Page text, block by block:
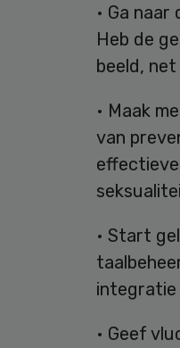
• Ga
Heb de
beeld,
• Maak
van
• Start
integratie
• Geef